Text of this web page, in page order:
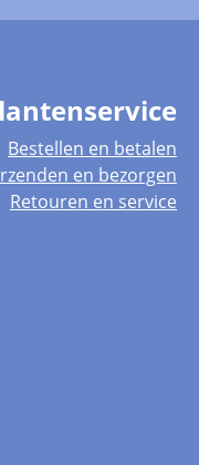
Bestellen en betalen
en bezorgen
Retouren en service